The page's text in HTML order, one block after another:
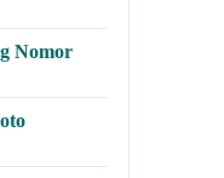
Nomor